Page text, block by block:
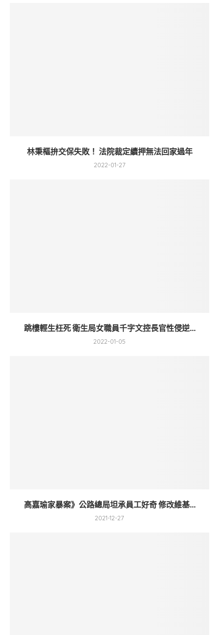
林秉樞拚交保失敗！ 法院裁定續押無法回家過年
2022-01-27
跳樓輕生枉死 衛生局女職員千字文控長官性侵逆...
2022-01-05
高嘉瑜家暴案》公路總局坦承員工好奇 修改維基...
2021-12-27